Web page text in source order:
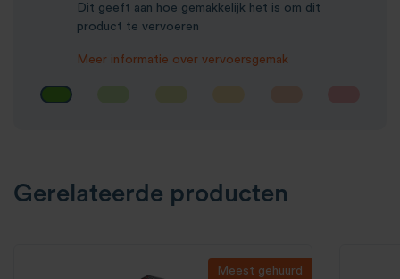
Dit geeft aan hoe gemakkelijk het is om dit
product te vervoeren
Meer informatie over vervoersgemak
Gerelateerde producten
Meest gehuurd